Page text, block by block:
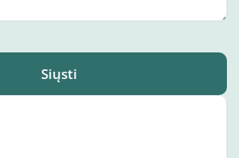
Siųsti